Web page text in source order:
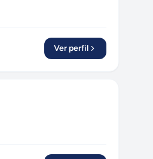
Ver perfil